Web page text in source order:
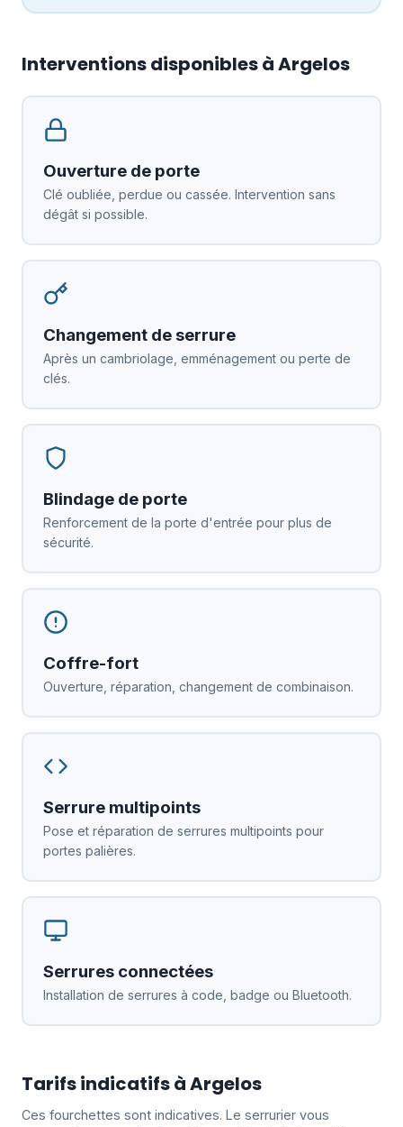
Interventions disponibles à Argelos
Ouverture de porte
Clé oubliée, perdue ou cassée. Intervention sans
dégât si possible.
Changement de serrure
Après un cambriolage, emménagement ou perte de
clés.
Blindage de porte
Renforcement de la porte d'entrée pour plus de
sécurité.
Coffre-fort
Ouverture, réparation, changement de combinaison.
Serrure multipoints
Pose et réparation de serrures multipoints pour
portes palières.
Serrures connectées
Installation de serrures à code, badge ou Bluetooth.
Tarifs indicatifs à Argelos
Ces fourchettes sont indicatives. Le serrurier vous